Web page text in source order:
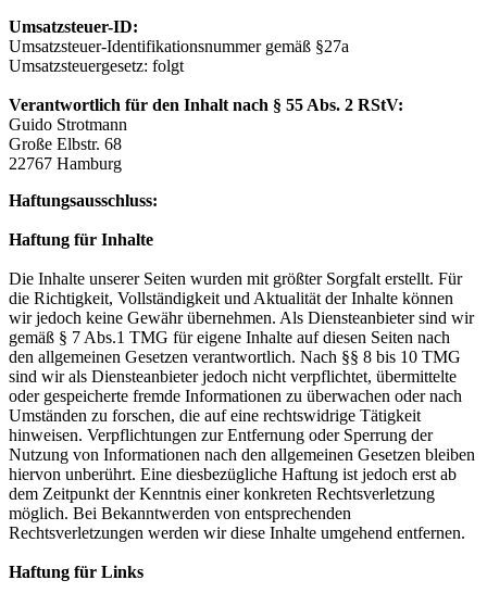
Umsatzsteuer-ID:
Umsatzsteuer-Identifikationsnummer gemäß §27a
Umsatzsteuergesetz: folgt
Verantwortlich für den Inhalt nach § 55 Abs. 2 RStV:
Guido Strotmann
Große Elbstr. 68
22767 Hamburg
Haftungsausschluss:
Haftung für Inhalte
Die Inhalte unserer Seiten wurden mit größter Sorgfalt erstellt. Für
die Richtigkeit, Vollständigkeit und Aktualität der Inhalte können
wir jedoch keine Gewähr übernehmen. Als Diensteanbieter sind wir
gemäß § 7 Abs.1 TMG für eigene Inhalte auf diesen Seiten nach
den allgemeinen Gesetzen verantwortlich. Nach §§ 8 bis 10 TMG
sind wir als Diensteanbieter jedoch nicht verpflichtet, übermittelte
oder gespeicherte fremde Informationen zu überwachen oder nach
Umständen zu forschen, die auf eine rechtswidrige Tätigkeit
hinweisen. Verpflichtungen zur Entfernung oder Sperrung der
Nutzung von Informationen nach den allgemeinen Gesetzen bleiben
hiervon unberührt. Eine diesbezügliche Haftung ist jedoch erst ab
dem Zeitpunkt der Kenntnis einer konkreten Rechtsverletzung
möglich. Bei Bekanntwerden von entsprechenden
Rechtsverletzungen werden wir diese Inhalte umgehend entfernen.
Haftung für Links